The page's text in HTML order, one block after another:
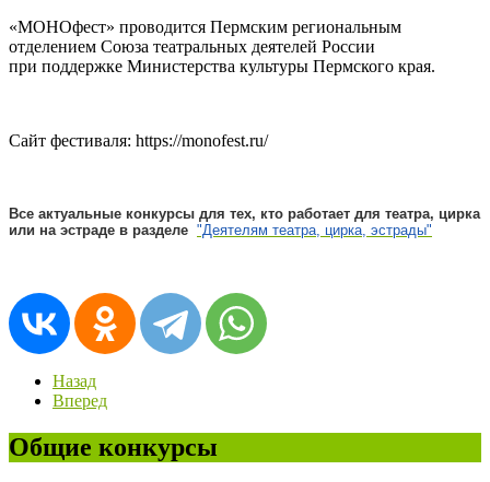
«MOНОфест» проводится Пермским региональным
отделением Союза театральных деятелей России
при поддержке Министерства культуры Пермского края.
Сайт фестиваля: https://monofest.ru/
Все актуальные конкурсы для тех, кто работает для театра, цирка
или на эстраде в разделе "Деятелям театра, цирка, эстрады"
Назад
Вперед
Общие конкурсы